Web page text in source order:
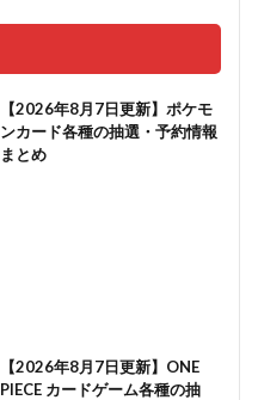
【2026年8月7日更新】ポケモ
ンカード各種の抽選・予約情報
まとめ
【2026年8月7日更新】ONE
PIECE カードゲーム各種の抽